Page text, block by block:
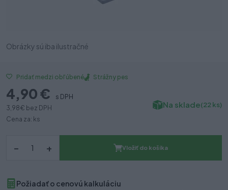
Obrázky sú iba ilustračné
Pridať medzi obľúbené Strážny pes
4,90 €
s DPH
3,98 € bez DPH
Cena za: ks
Na sklade(22 ks)
– + Vložiť do košíka
Požiadať o cenovú kalkuláciu